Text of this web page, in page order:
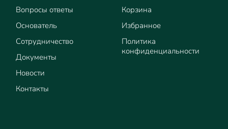
Вопросы ответы
Основатель
Сотрудничество
Документы
Новости
Контакты
Корзина
Избранное
Политика
конфиденциальности